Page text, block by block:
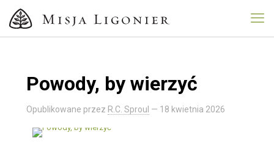
Powody, by wierzyć
Opublikowane przez R.C. Sproul — 18 kwietnia 2026